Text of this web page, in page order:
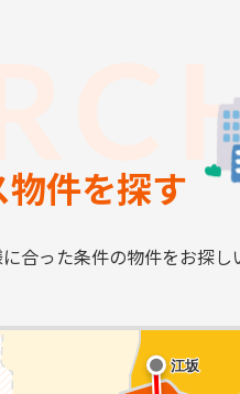
件を探す
合った条件の物件をお探し